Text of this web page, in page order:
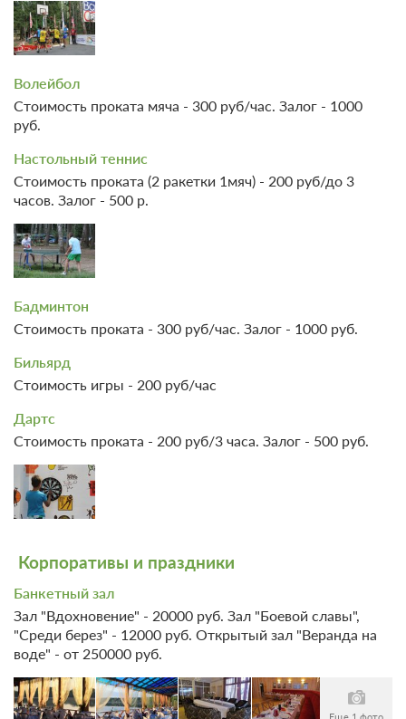
5 фото
Подробнее
Одна двуспальная кровать
Проживание с питанием
завтрак, обед
4 600
Номер «Полулюкс Трехместный» Подробнее
Одна двуспальная кровать
Ванная комната в номере
Волейбол
Стоимость проката мяча - 300 руб/час. Залог - 1000
руб.
Настольный теннис
Стоимость проката (2 ракетки 1мяч) - 200 руб/до 3
часов. Залог - 500 р.
Бадминтон
Стоимость проката - 300 руб/час. Залог - 1000 руб.
Бильярд
Стоимость игры - 200 руб/час
Дартс
Стоимость проката - 200 руб/3 часа. Залог - 500 руб.
Корпоративы и праздники
Банкетный зал
Зал "Вдохновение" - 20000 руб. Зал "Боевой славы",
"Среди берез" - 12000 руб. Открытый зал "Веранда на
воде" - от 250000 руб.